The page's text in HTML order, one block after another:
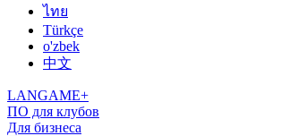
ไทย
Türkçe
o'zbek
中文
LANGAME+
ПО для клубов
Для бизнеса